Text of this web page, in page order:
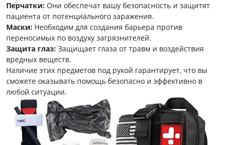
Перчатки: Они обеспечат вашу безопасность и защитят
пациента от потенциального заражения.
Маски: Необходим для создания барьера против
переносимых по воздуху загрязнителей.
Защита глаз: Защищает глаза от травм и воздействия
вредных веществ.
Наличие этих предметов под рукой гарантирует, что вы
сможете оказывать помощь безопасно и эффективно в
любой ситуации.